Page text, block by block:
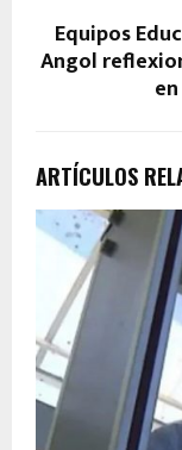
Equipos
Angol
ARTÍCULOS